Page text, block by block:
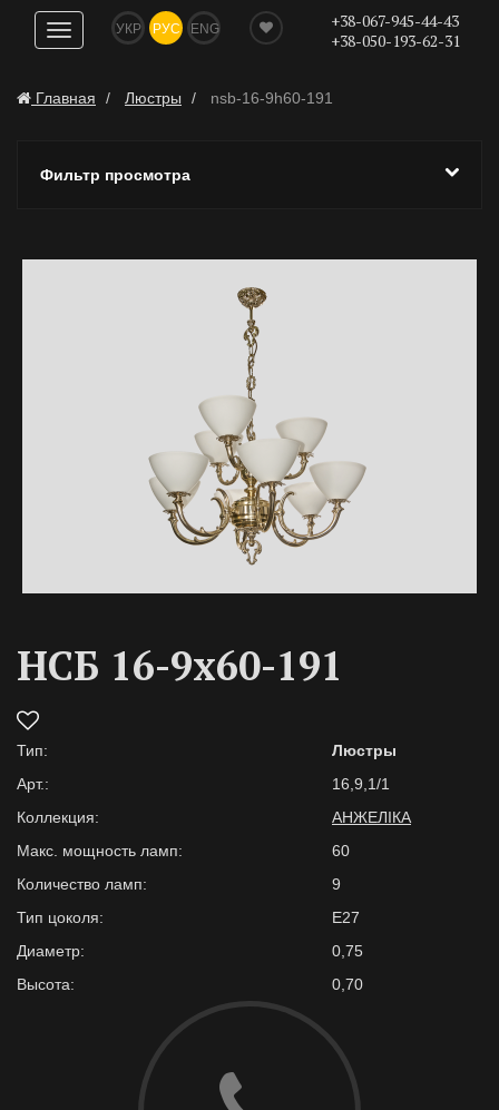
Показать
навигацию
УКР РУС ENG
+38-067-945-44-43
+38-050-193-62-31
Главная Люстры nsb-16-9h60-191
Фильтр просмотра
НСБ 16-9х60-191
Тип:
Люстры
Арт.:
16,9,1/1
Коллекция:
АНЖЕЛІКА
Макс. мощность ламп:
60
Количество ламп:
9
Тип цоколя:
E27
Диаметр:
0,75
Высота:
0,70